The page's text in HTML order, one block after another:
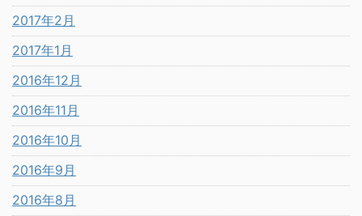
2017年2月
2017年1月
2016年12月
2016年11月
2016年10月
2016年9月
2016年8月